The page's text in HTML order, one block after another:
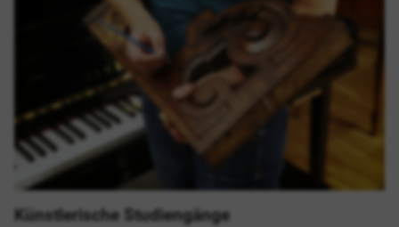
Künstlerische Studiengänge